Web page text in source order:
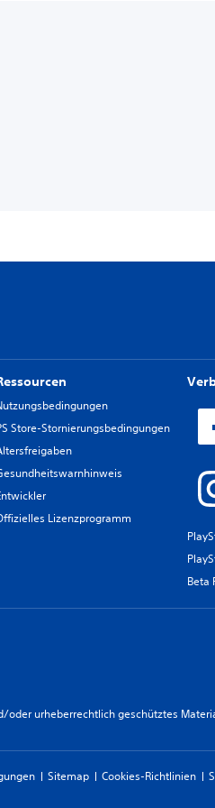
Store-Stornierungsbedingungen
Lizenzprogramm
Beta
urheberrechtlich geschütztes
Sitemap Cookies-Richtlinien